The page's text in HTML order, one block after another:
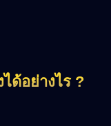
ด้อย่างไร ?